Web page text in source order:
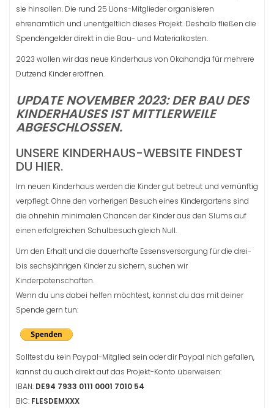
sie hinsollen. Die rund 25 Lions-Mitglieder organisieren
ehrenamtlich und unentgeltlich dieses Projekt. Deshalb fließen die
Spendengelder direkt in die Bau- und Materialkosten.
2023 wollen wir das neue Kinderhaus von Okahandja für mehrere
Dutzend Kinder eröffnen.
UPDATE NOVEMBER 2023: DER BAU DES
KINDERHAUSES IST MITTLERWEILE
ABGESCHLOSSEN.
UNSERE KINDERHAUS-WEBSITE FINDEST
DU HIER.
Im neuen Kinderhaus werden die Kinder gut betreut und vernünftig
verpflegt. Ohne den vorherigen Besuch eines Kindergartens sind
die ohnehin minimalen Chancen der Kinder aus den Slums auf
einen erfolgreichen Schulbesuch gleich Null.
Um den Erhalt und die dauerhafte Essensversorgung für die drei-
bis sechsjährigen Kinder zu sichern, suchen wir
Kinderpatenschaften.
Wenn du uns dabei helfen möchtest, kannst du das mit deiner
Spende gern tun:
Solltest du kein Paypal-Mitglied sein oder dir Paypal nich gefallen,
kannst du auch direkt auf das Projekt-Konto überweisen:
IBAN: DE94 7933 0111 0001 7010 54
BIC: FLESDEMXXX